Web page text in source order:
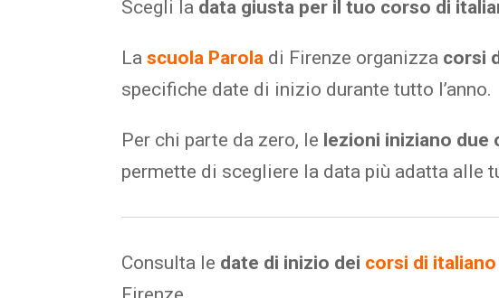
Scegli la data giusta per il tuo corso di
Lascuola Parola di Firenze organizza corsi
specifiche date di inizio durante tutto l’anno.
Per chi parte da zero, le lezioni iniziano due
permette di scegliere la data più adatta alle
Consulta le date di inizio dei corsi di italiano